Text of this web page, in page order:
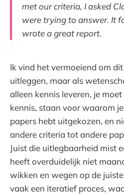
met our criteria, I asked
were trying to answer. It
wrote a great report.
Ik vind het vermoeiend om
uitleggen, maar als
alleen kennis leveren, je
kennis, staan voor waarom
papers hebt uitgekozen, en
andere criteria tot andere
Juist die uitlegbaarheid mist
heeft overduidelijk niet
wikken en wegen op de
vaak een iteratief proces,